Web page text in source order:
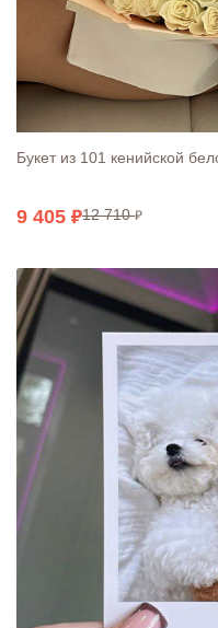
Букет из 101 кенийской
9 405 12 710